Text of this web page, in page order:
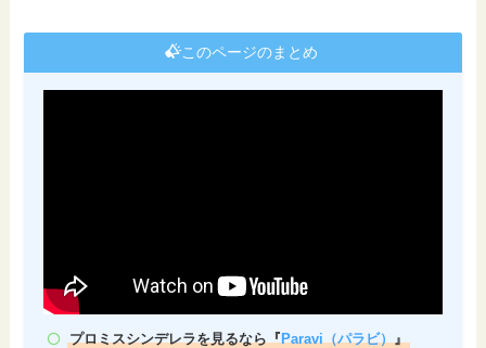
このページのまとめ
プロミスシンデレラを見るなら『 Paravi（パラビ） 』